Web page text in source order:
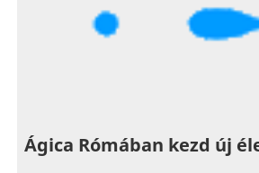
Ágica Rómában kezd új